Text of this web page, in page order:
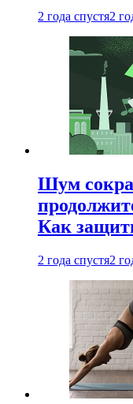
2 года спустя2
Шум
Как
2 года спустя2